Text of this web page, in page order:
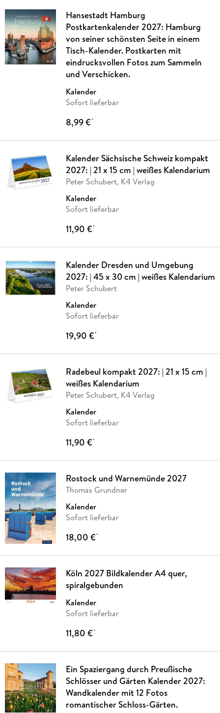
Hansestadt Hamburg
Postkartenkalender 2027: Hamburg
von seiner schönsten Seite in einem
Tisch-Kalender. Postkarten mit
eindrucksvollen Fotos zum Sammeln
und Verschicken.
Kalender
Sofort lieferbar
8,99 €*
Kalender Sächsische Schweiz kompakt
2027: | 21 x 15 cm | weißes Kalendarium
Peter Schubert, K4 Verlag
Kalender
Sofort lieferbar
11,90 €*
Kalender Dresden und Umgebung
2027: | 45 x 30 cm | weißes Kalendarium
Peter Schubert
Kalender
Sofort lieferbar
19,90 €*
Radebeul kompakt 2027: | 21 x 15 cm |
weißes Kalendarium
Peter Schubert, K4 Verlag
Kalender
Sofort lieferbar
11,90 €*
Rostock und Warnemünde 2027
Thomas Grundner
Kalender
Sofort lieferbar
18,00 €*
Köln 2027 Bildkalender A4 quer,
spiralgebunden
Kalender
Sofort lieferbar
11,80 €*
Ein Spaziergang durch Preußische
Schlösser und Gärten Kalender 2027:
Wandkalender mit 12 Fotos
romantischer Schloss-Gärten.